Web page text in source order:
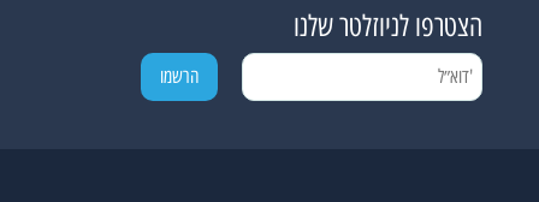
הצטרפו לניוזלטר שלנו